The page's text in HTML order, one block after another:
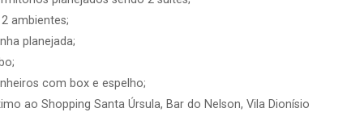
ambientes;
planejada;
com box e espelho;
ao Shopping Santa Úrsula, Bar do Nelson, Vila Dionísio